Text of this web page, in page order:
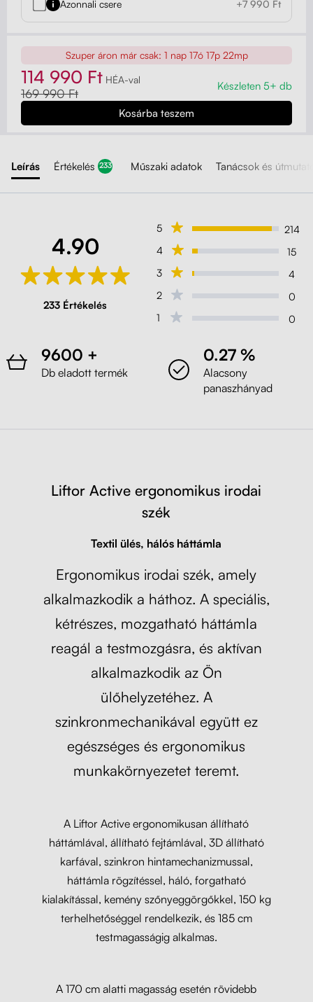
Fekete
Liftor Active, narancssárga (valódi bőr)
Liftor Active, rózsaszín (háló)
Liftor Active, zöld (háló)
Zöld
Fekete
Azonnali csere +7 990 Ft
Szuper áron már csak:1 nap 17ó 17p 21mp
114 990 Ft HÉA-val
169 990 Ft
Készleten 5+ db
Leírás Értékelés 233 Műszaki adatok Tanácsok és
4.90
233 Értékelés
5
214
4
15
3
4
2
0
1
0
9600 +
Db eladott termék
0.27 %
Alacsony
panaszhányad
Liftor Active ergonomikus irodai
szék
Textil ülés, hálós háttámla
Ergonomikus irodai szék, amely
alkalmazkodik a háthoz. A speciális,
kétrészes, mozgatható háttámla
reagál a testmozgásra, és aktívan
alkalmazkodik az Ön
ülőhelyzetéhez. A
szinkronmechanikával együtt ez
egészséges és ergonomikus
munkakörnyezetet teremt.
A Liftor Active ergonomikusan állítható
háttámlával, állítható fejtámlával, 3D állítható
karfával, szinkron hintamechanizmussal,
háttámla rögzítéssel, háló, forgatható
kialakítással, kemény szőnyeggörgőkkel, 150 kg
terhelhetőséggel rendelkezik, és 185 cm
testmagasságig alkalmas.
A 170 cm alatti magasság esetén rövidebb